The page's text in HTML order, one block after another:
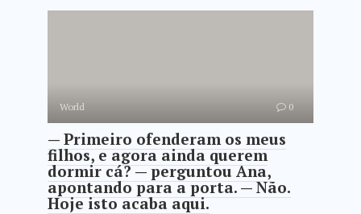
World 0
— Primeiro ofenderam os meus
filhos, e agora ainda querem
dormir cá? — perguntou Ana,
apontando para a porta. — Não.
Hoje isto acaba aqui.